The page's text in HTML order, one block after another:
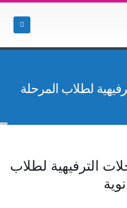
لطلاب المرحلة
الترفيهية لطلاب